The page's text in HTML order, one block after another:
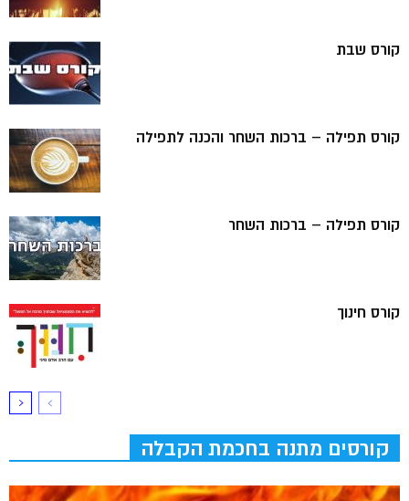
קורס שבת
קורס תפילה – ברכות השחר והכנה לתפילה
קורס תפילה – ברכות השחר
קורס חינוך
קורסים מתנה בחכמת הקבלה